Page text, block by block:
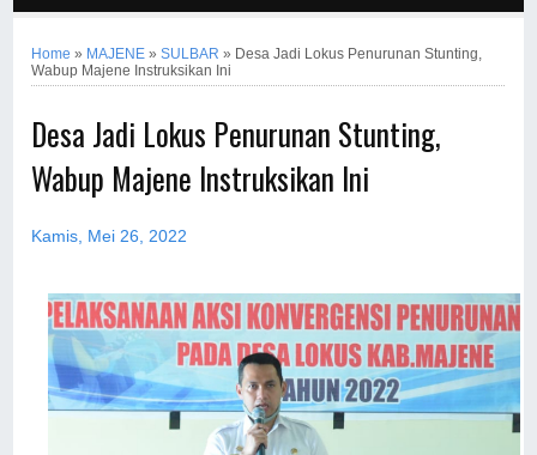
Home » MAJENE »SULBAR » Desa Jadi Lokus Penurunan Stunting,
Wabup Majene Instruksikan Ini
Desa Jadi Lokus Penurunan Stunting,
Wabup Majene Instruksikan Ini
Kamis, Mei 26, 2022